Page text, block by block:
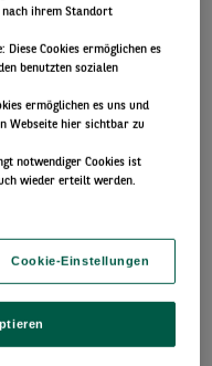
nach ihrem Standort
Cookies ermöglichen es
benutzten sozialen
ermöglichen es uns und
Webseite hier sichtbar zu
notwendiger Cookies ist
wieder erteilt werden.
Cookie-Einstellungen